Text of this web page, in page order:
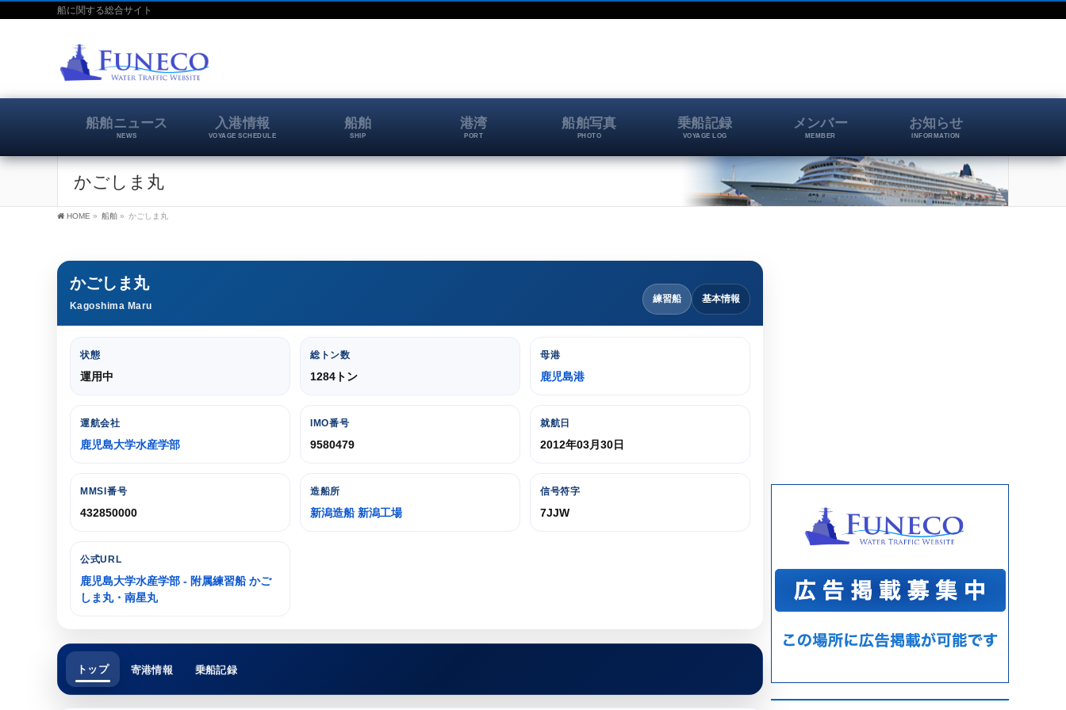
船に関する総合サイト
船舶ニュース
NEWS
入港情報
VOYAGE SCHEDULE
船舶
SHIP
港湾
PORT
船舶写真
PHOTO
乗船記録
VOYAGE LOG
メンバー
MEMBER
お知らせ
INFORMATION
かごしま丸
HOME » 船舶 » かごしま丸
かごしま丸
Kagoshima Maru
練習船 基本情報
状態
運用中
総トン数
1284トン
母港
鹿児島港
運航会社
鹿児島大学水産学部
IMO番号
9580479
就航日
2012年03月30日
MMSI番号
432850000
造船所
新潟造船 新潟工場
信号符字
7JJW
公式URL
鹿児島大学水産学部 - 附属練習船 かご
しま丸・南星丸
トップ 寄港情報 乗船記録